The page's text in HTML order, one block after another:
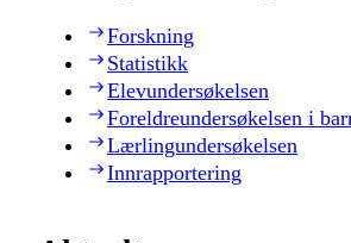
Forskning
Statistikk
Elevundersøkelsen
Foreldreundersøkelsen i
Lærlingundersøkelsen
Innrapportering